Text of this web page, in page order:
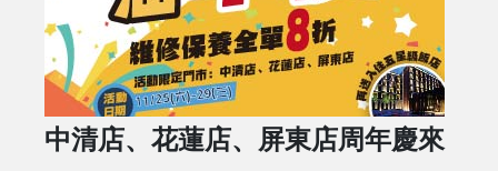
中清店、花蓮店、屏東店周年慶來